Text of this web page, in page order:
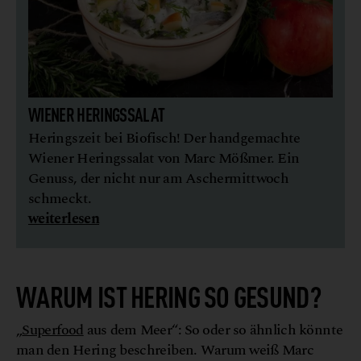
WIENER HERINGSSALAT
Heringszeit bei Biofisch! Der handgemachte
Wiener Heringssalat von Marc Mößmer. Ein
Genuss, der nicht nur am Aschermittwoch
schmeckt.
weiterlesen
WARUM IST HERING SO GESUND?
„Superfoodaus dem Meer“: So oder so ähnlich könnte
man den Hering beschreiben. Warum weiß Marc